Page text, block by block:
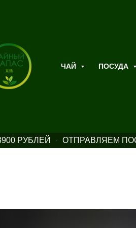
ЧАЙ ПОСУДА
РУБЛЕЙ ОТПРАВЛЯЕМ